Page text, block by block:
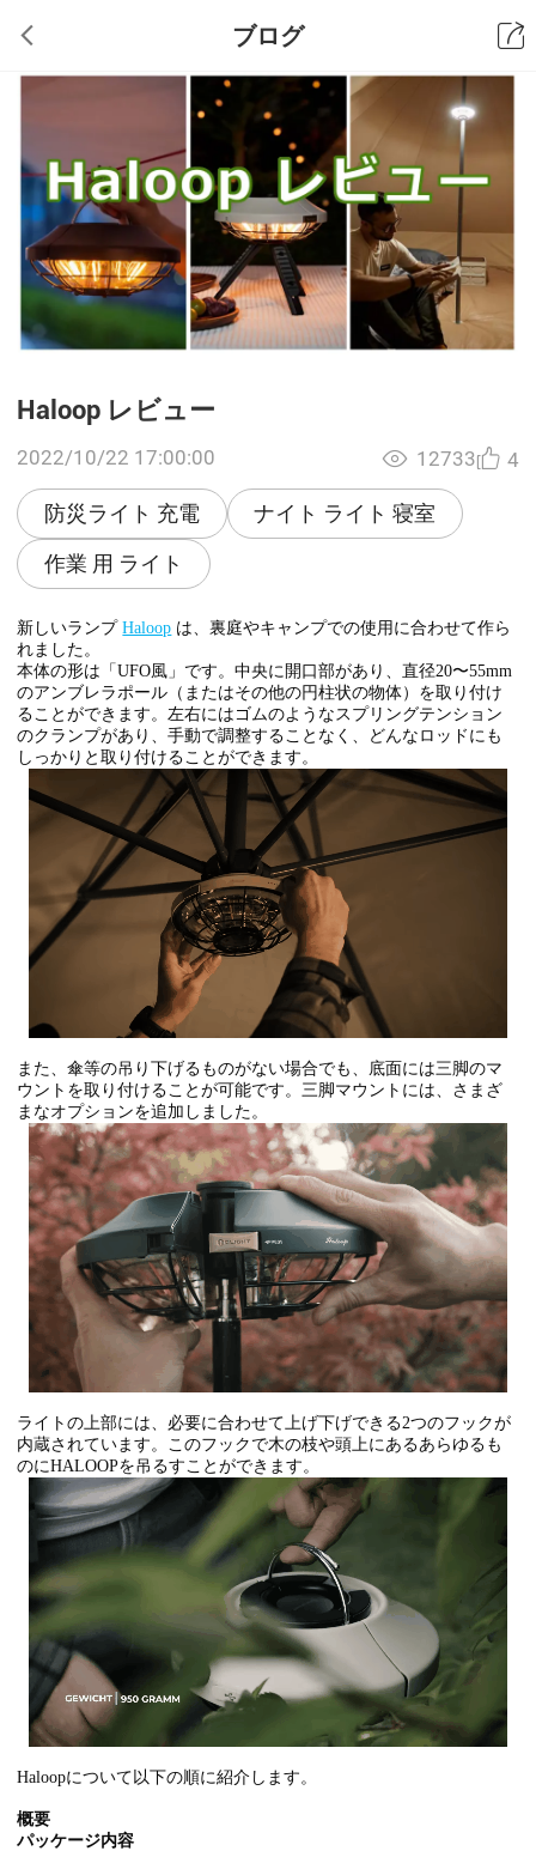
ブログ
Haloop レビュー
2022/10/22 17:00:00
防災ライト 充電
ナイト ライト 寝室
作業 用 ライト
12733 4
新しいランプHaloop は、裏庭やキャンプでの使用に合わせて作ら
れました。
本体の形は「UFO風」です。中央に開口部があり、直径20〜55mm
のアンブレラポール（またはその他の円柱状の物体）を取り付け
ることができます。左右にはゴムのようなスプリングテンション
のクランプがあり、手動で調整することなく、どんなロッドにも
しっかりと取り付けることができます。
また、傘等の吊り下げるものがない場合でも、底面には三脚のマ
ウントを取り付けることが可能です。三脚マウントには、さまざ
まなオプションを追加しました。
ライトの上部には、必要に合わせて上げ下げできる2つのフックが
内蔵されています。このフックで木の枝や頭上にあるあらゆるも
のにHALOOPを吊るすことができます。
Haloopについて以下の順に紹介します。
概要
パッケージ内容